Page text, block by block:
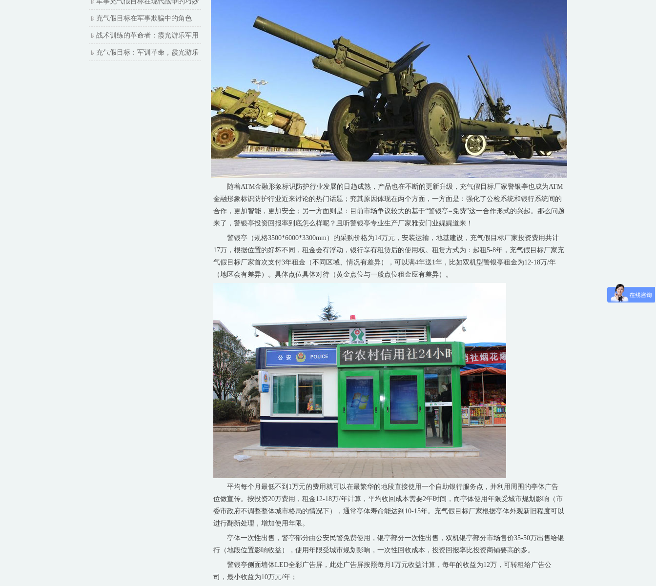
1
充气假目标在军事欺骗中的角色
战术训练的革命者：霞光游乐军用
充气假目标：军训革命，霞光游乐
随着ATM金融形象标识防护行业发展的日趋成熟，产品也在不断的更新升级，充气假目标厂家警银亭也成为ATM
金融形象标识防护行业近来讨论的热门话题；究其原因体现在两个方面，一方面是：强化了公检系统和银行系统间的
合作，更加智能，更加安全；另一方面则是：目前市场争议较大的基于“警银亭=免费”这一合作形式的兴起。那么问题
来了，警银亭投资回报率到底怎么样呢？且听警银亭专业生产厂家雅安门业娓娓道来！
警银亭（规格3500*6000*3300mm）的采购价格为14万元，安装运输，地基建设，充气假目标厂家投资费用共计
17万，根据位置的好坏不同，租金会有浮动，银行享有租赁后的使用权。租赁方式为：起租5-8年，充气假目标厂家充
气假目标厂家首次支付3年租金（不同区域、情况有差异），可以满4年送1年，比如双机型警银亭租金为12-18万/年
（地区会有差异）。具体点位具体对待（黄金点位与一般点位租金应有差异）。
平均每个月最低不到1万元的费用就可以在最繁华的地段直接使用一个自助银行服务点，并利用周围的亭体广告
位做宣传。按投资20万费用，租金12-18万/年计算，平均收回成本需要2年时间，而亭体使用年限受城市规划影响（市
委市政府不调整整体城市格局的情况下），通常亭体寿命能达到10-15年。充气假目标厂家根据亭体外观新旧程度可以
进行翻新处理，增加使用年限。
亭体一次性出售，警亭部分由公安民警免费使用，银亭部分一次性出售，双机银亭部分市场售价35-50万出售给银
行（地段位置影响收益），使用年限受城市规划影响，一次性回收成本，投资回报率比投资商铺要高的多。
警银亭侧面墙体LED全彩广告屏，此处广告屏按照每月1万元收益计算，每年的收益为12万，可转租给广告公
司，最小收益为10万元/年；